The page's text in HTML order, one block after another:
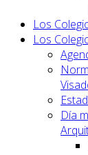
Los
Los
Día